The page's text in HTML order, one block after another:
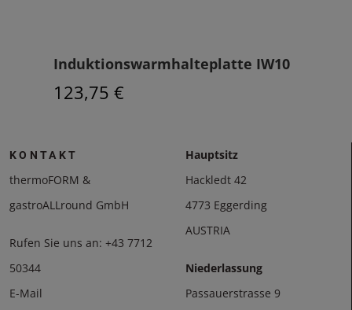
Induktionswarmhalteplatte IW10
123,75 €
KONTAKT
thermoFORM &
gastroALLround GmbH
Rufen Sie uns an: +43 7712
50344
E-Mail
Hauptsitz
Hackledt 42
4773 Eggerding
AUSTRIA
Niederlassung
Passauerstrasse 9